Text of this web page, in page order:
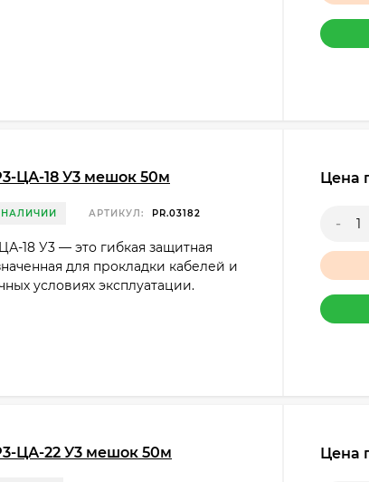
ЦА-18 У3 мешок 50м
НАЛИЧИИ АРТИКУЛ: PR.03182
18 У3 — это гибкая защитная
для прокладки кабелей и
условиях эксплуатации.
Цена
-
ЦА-22 У3 мешок 50м Цена